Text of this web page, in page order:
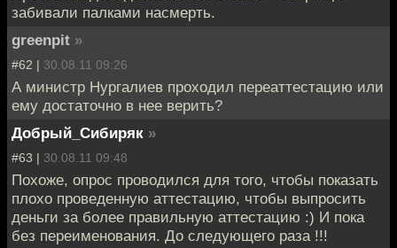
забивали палками насмерть.
greenpit »
#62 | 30.08.11 09:26
А министр Нургалиев проходил переаттестацию или
ему достаточно в нее верить?
Добрый_Сибиряк »
#63 | 30.08.11 09:48
Похоже, опрос проводился для того, чтобы показать
плохо проведенную аттестацию, чтобы выпросить
деньги за более правильную аттестацию :) И пока
без переименования. До следующего раза !!!